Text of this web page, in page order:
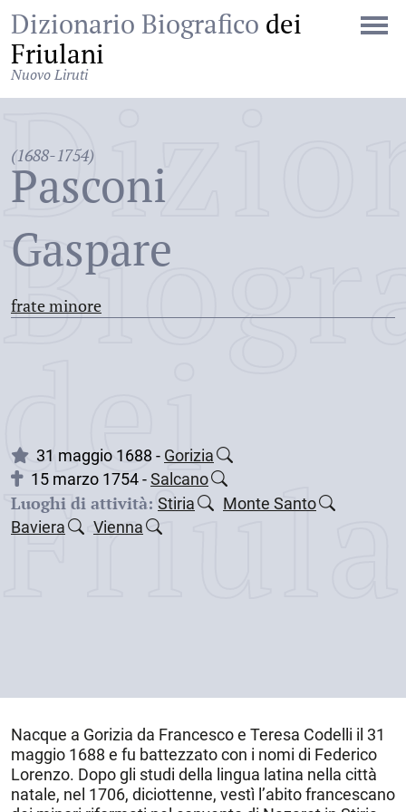
Dizionario Biografico dei
Friulani
Nuovo Liruti
(1688-1754)
Pasconi
Gaspare
frate minore
dei
31 maggio 1688 - Gorizia
15 marzo 1754 -Salcano
Luoghi di attività: Stiria
Monte Santo
Baviera
Vienna
Nacque a Gorizia da Francesco e Teresa Codelli il 31
maggio 1688 e fu battezzato con i nomi di Federico
Lorenzo. Dopo gli studi della lingua latina nella città
natale, nel 1706, diciottenne, vestì l’abito francescano